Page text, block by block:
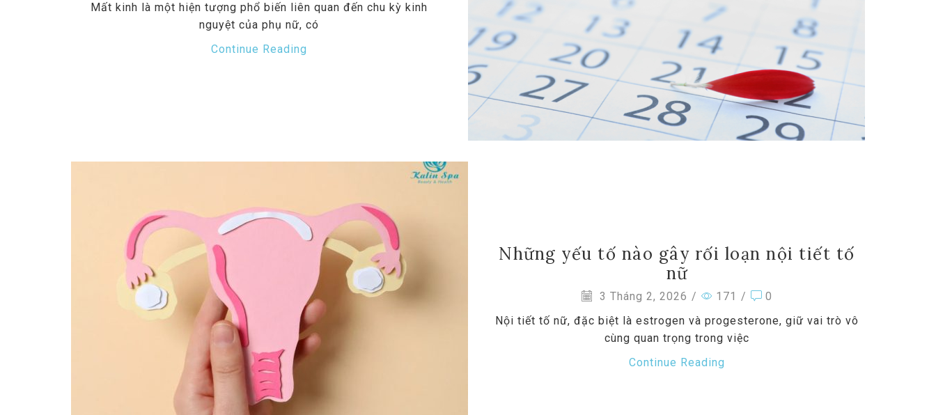
Mất kinh là một hiện tượng phổ biến liên quan đến chu kỳ kinh
nguyệt của phụ nữ, có
Continue Reading
Những yếu tố nào gây rối loạn nội tiết tố
nữ
3 Tháng 2, 2026 / 171 /
0
Nội tiết tố nữ, đặc biệt là estrogen và progesterone, giữ vai trò vô
cùng quan trọng trong việc
Continue Reading